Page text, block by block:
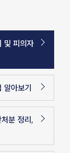
및 피의자
알아보기
분 정리,